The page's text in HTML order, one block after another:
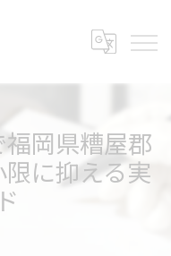
岡県糟屋郡
に抑える実